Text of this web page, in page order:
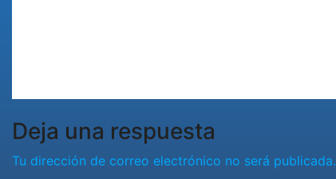
Deja una respuesta
Tu dirección de correo electrónico no será publicada.